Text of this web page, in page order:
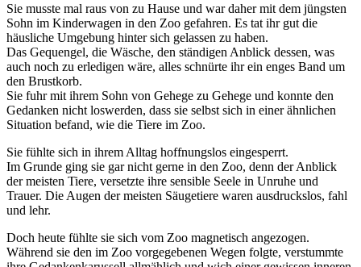
Sie musste mal raus von zu Hause und war daher mit dem jüngsten
Sohn im Kinderwagen in den Zoo gefahren. Es tat ihr gut die
häusliche Umgebung hinter sich gelassen zu haben.
Das Gequengel, die Wäsche, den ständigen Anblick dessen, was
auch noch zu erledigen wäre, alles schnürte ihr ein enges Band um
den Brustkorb.
Sie fuhr mit ihrem Sohn von Gehege zu Gehege und konnte den
Gedanken nicht loswerden, dass sie selbst sich in einer ähnlichen
Situation befand, wie die Tiere im Zoo.
Sie fühlte sich in ihrem Alltag hoffnungslos eingesperrt.
Im Grunde ging sie gar nicht gerne in den Zoo, denn der Anblick
der meisten Tiere, versetzte ihre sensible Seele in Unruhe und
Trauer. Die Augen der meisten Säugetiere waren ausdruckslos, fahl
und lehr.
Doch heute fühlte sie sich vom Zoo magnetisch angezogen.
Während sie den im Zoo vorgegebenen Wegen folgte, verstummte